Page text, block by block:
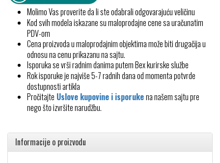
Molimo Vas proverite da li ste odabrali odgovarajuću veličinu
Kod svih modela iskazane su maloprodajne cene sa uračunatim
PDV-om
Cena proizvoda u maloprodajnim objektima može biti drugačija u
odnosu na cenu prikazanu na sajtu.
Isporuka se vrši radnim danima putem Bex kurirske službe
Rok isporuke je najviše 5-7 radnih dana od momenta potvrde
dostupnosti artikla
Pročitajte Uslove kupovine i isporukena našem sajtu pre
nego što izvršite narudžbu.
Informacije o proizvodu